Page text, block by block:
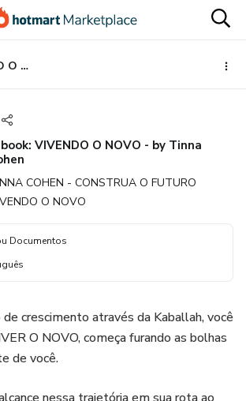
e-book: VIVENDO O NOVO - by Tinna Cohen
VIVENDO O NOVO - by Tinna
COHEN - CONSTRUA O FUTURO
O NOVO
Documentos
crescimento através da Kaballah, você
O NOVO, começa furando as bolhas
de você.